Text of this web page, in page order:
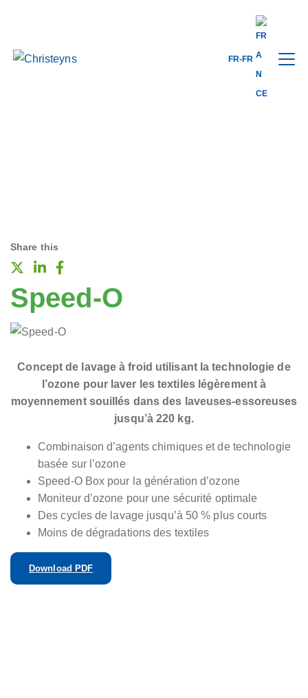
FR-FR
Share this
Speed-O
Concept de lavage à froid utilisant la technologie de
l’ozone pour laver les textiles légèrement à
moyennement souillés dans des laveuses-essoreuses
jusqu’à 220 kg.
Combinaison d’agents chimiques et de technologie
basée sur l’ozone
Speed-O Box pour la génération d’ozone
Moniteur d’ozone pour une sécurité optimale
Des cycles de lavage jusqu’à 50 % plus courts
Moins de dégradations des textiles
Download PDF